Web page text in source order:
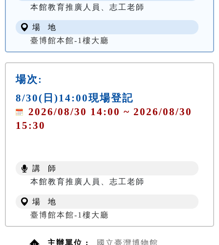
本館教育推廣人員、志工老師
場 地
臺博館本館-1樓大廳
場次:
8/30(日)14:00現場登記
2026/08/30 14:00 ~ 2026/08/30
15:30
講 師
本館教育推廣人員、志工老師
場 地
臺博館本館-1樓大廳
主辦單位 : 國立臺灣博物館